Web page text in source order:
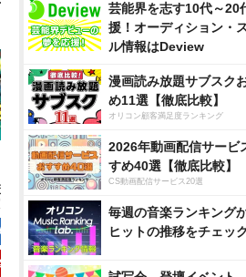
レビ小説 あん
全版 ブルー
で見る
天ブックスで見る
連続テレビ小説 あん
ぱん 完全版 DVD B
OX2
Amazonで見る
芸能界を志す10代～20
援！オーディション・
ル情報はDeview
漫画読み放題サブスク
め11選【徹底比較】
オリコン顧客満足度ランキング
2026年動画配信サービ
すめ40選【徹底比較】
CS動画配信サービス20選
毎週の音楽ランキングか
ヒットの推移をチェッ